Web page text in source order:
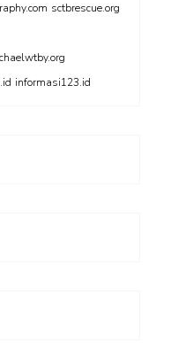
sctbrescue.org
informasi123.id